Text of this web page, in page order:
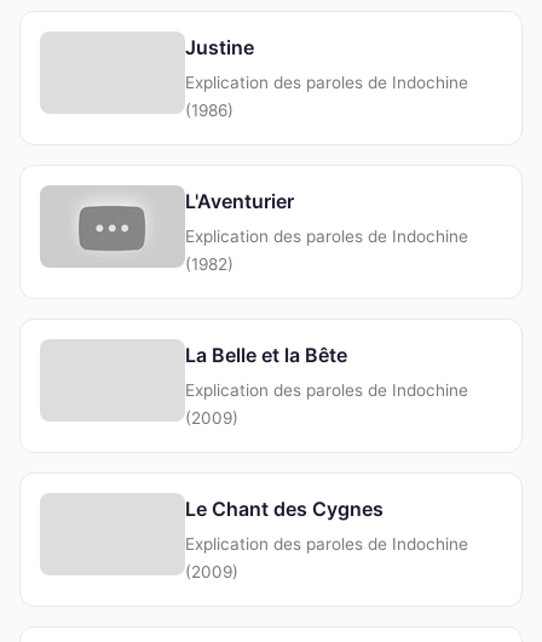
Justine
Explication des paroles de Indochine
(1986)
L'Aventurier
Explication des paroles de Indochine
(1982)
La Belle et la Bête
Explication des paroles de Indochine
(2009)
Le Chant des Cygnes
Explication des paroles de Indochine
(2009)